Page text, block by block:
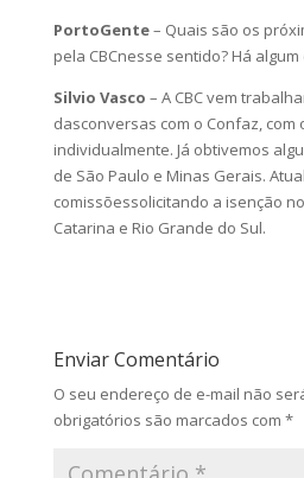
PortoGente– Quais são os
pela CBCnesse sentido? Há
Silvio Vasco – A CBC vem
dasconversas com o Confaz, com
individualmente. Já obtivemos
de São Paulo e Minas Gerais.
comissõessolicitando a isenção
Catarina e Rio Grande do Sul.
Enviar Comentário
O seu endereço de e-mail não
obrigatórios são marcados com *